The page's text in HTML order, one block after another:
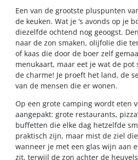
Een van de grootste pluspunten
de keuken. Wat je ’s avonds op je
diezelfde ochtend nog geoogst.
naar de zon smaken, olijfolie die
of kaas die door de boer zelf
menukaart, maar eet je wat de pot
de charme! Je proeft het land, de
van de mensen die er wonen.
Op een grote camping wordt eten
aangepakt: grote restaurants,
buffetten die elke dag hetzelfde
praktisch zijn, maar mist de ziel
wanneer je met een glas wijn aan
zit, terwijl de zon achter de